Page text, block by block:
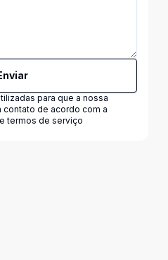
para que a nossa
de acordo com a
termos de serviço